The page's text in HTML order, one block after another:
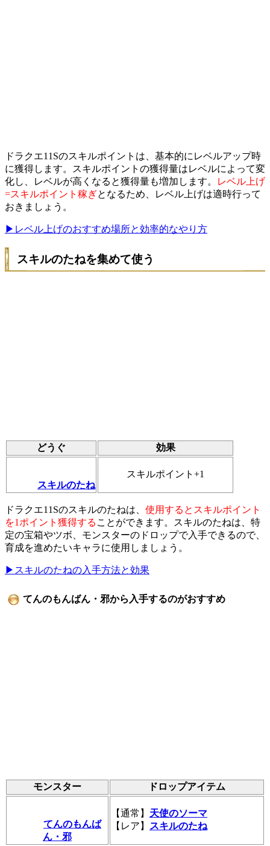
ドラクエ11Sのスキルポイントは、基本的にレベルアップ時
に獲得します。スキルポイントの獲得量はレベルによって変
化し、レベルが高くなると獲得量も増加します。
レベル上げ
=スキルポイント稼ぎとなるため、レベル上げは適時行って
おきましょう。
▶レベル上げのおすすめ場所と効率的なやり方
スキルのたねを集めて使う
どうぐ 効果
スキルのたね
スキルポイント+1
ドラクエ11Sのスキルのたねは、 使用するとスキルポイント
を1ポイント獲得する ことができます。スキルのたねは、特
定の宝箱やツボ、モンスターのドロップで入手できるので、
育成を進めたいキャラに使用しましょう。
▶スキルのたねの入手方法と効果
てんのもんばん・邪から入手するのがおすすめ
モンスター ドロップアイテム
てんのもんば
ん・邪
【通常】 天使のソーマ
【レア】
スキルのたね